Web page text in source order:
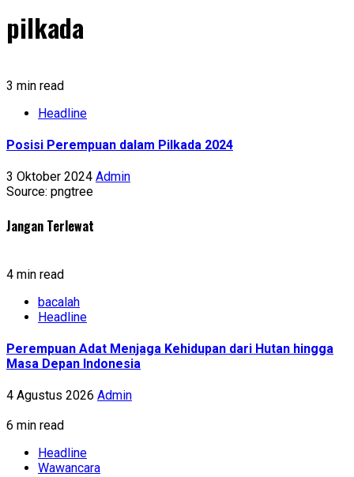
pilkada
3 min read
Headline
Posisi Perempuan dalam Pilkada 2024
3 Oktober 2024 Admin
Source: pngtree
Jangan Terlewat
4 min read
bacalah
Headline
Perempuan Adat Menjaga Kehidupan dari Hutan hingga
Masa Depan Indonesia
4 Agustus 2026 Admin
6 min read
Headline
Wawancara